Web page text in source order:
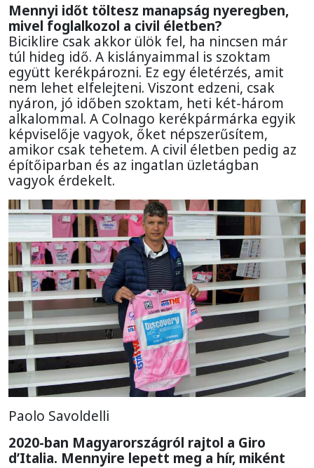
Mennyi időt töltesz manapság nyeregben,
mivel foglalkozol a civil életben?
Biciklire csak akkor ülök fel, ha nincsen már
túl hideg idő. A kislányaimmal is szoktam
együtt kerékpározni. Ez egy életérzés, amit
nem lehet elfelejteni. Viszont edzeni, csak
nyáron, jó időben szoktam, heti két-három
alkalommal. A Colnago kerékpármárka egyik
képviselője vagyok, őket népszerűsítem,
amikor csak tehetem. A civil életben pedig az
építőiparban és az ingatlan üzletágban
vagyok érdekelt.
Paolo Savoldelli
2020-ban Magyarországról rajtol a Giro
d’Italia. Mennyire lepett meg a hír, miként